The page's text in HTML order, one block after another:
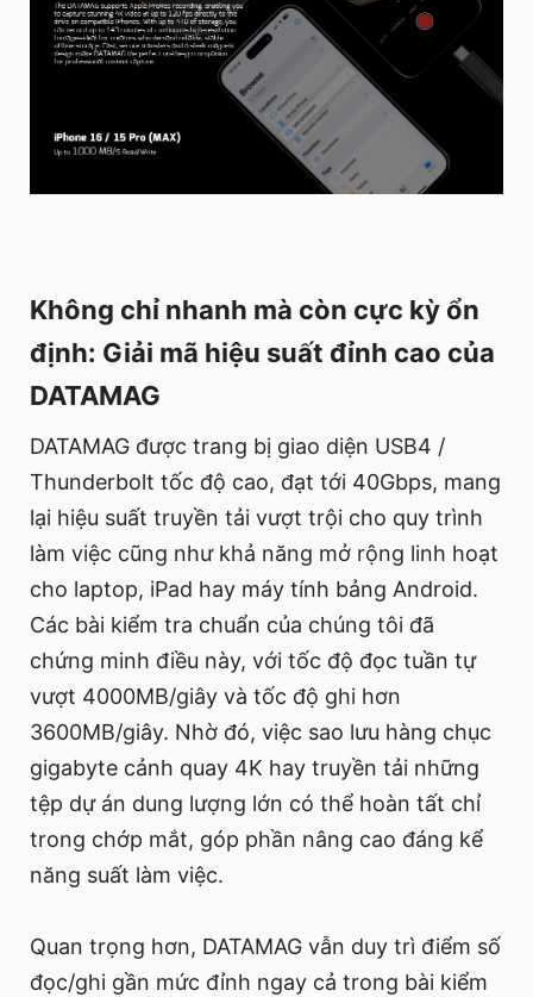
Không chỉ nhanh mà còn cực kỳ ổn
định: Giải mã hiệu suất đỉnh cao của
DATAMAG
DATAMAG được trang bị giao diện USB4 /
Thunderbolt tốc độ cao, đạt tới 40Gbps, mang
lại hiệu suất truyền tải vượt trội cho quy trình
làm việc cũng như khả năng mở rộng linh hoạt
cho laptop, iPad hay máy tính bảng Android.
Các bài kiểm tra chuẩn của chúng tôi đã
chứng minh điều này, với tốc độ đọc tuần tự
vượt 4000MB/giây và tốc độ ghi hơn
3600MB/giây. Nhờ đó, việc sao lưu hàng chục
gigabyte cảnh quay 4K hay truyền tải những
tệp dự án dung lượng lớn có thể hoàn tất chỉ
trong chớp mắt, góp phần nâng cao đáng kể
năng suất làm việc.
Quan trọng hơn, DATAMAG vẫn duy trì điểm số
đọc/ghi gần mức đỉnh ngay cả trong bài kiểm